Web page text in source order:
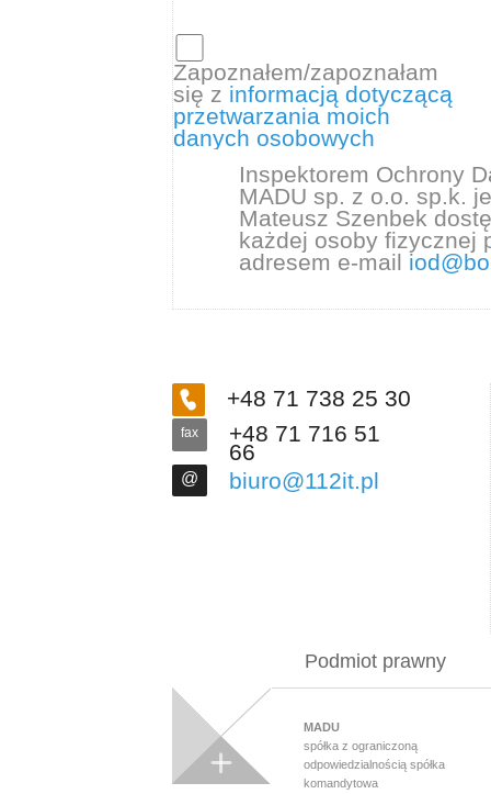
Zapoznałem/zapoznałam
się z informacją dotyczącą
przetwarzania moich
danych osobowych
Inspektorem Ochrony
MADU sp. z o.o. sp.k.
Mateusz Szenbek
każdej osoby fizycznej
adresem e-mail
+48 71 738 25 30
fax +48 71 716 51
66
@ biuro@112it.pl
Podmiot prawny
MADU
spółka z ograniczoną
odpowiedzialnością spółka
komandytowa